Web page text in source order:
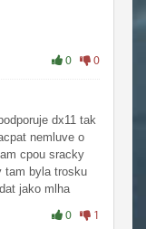
0 0
dx11 tak
nemluve o
cpou sracky
tam byla trosku
jako mlha
0 1